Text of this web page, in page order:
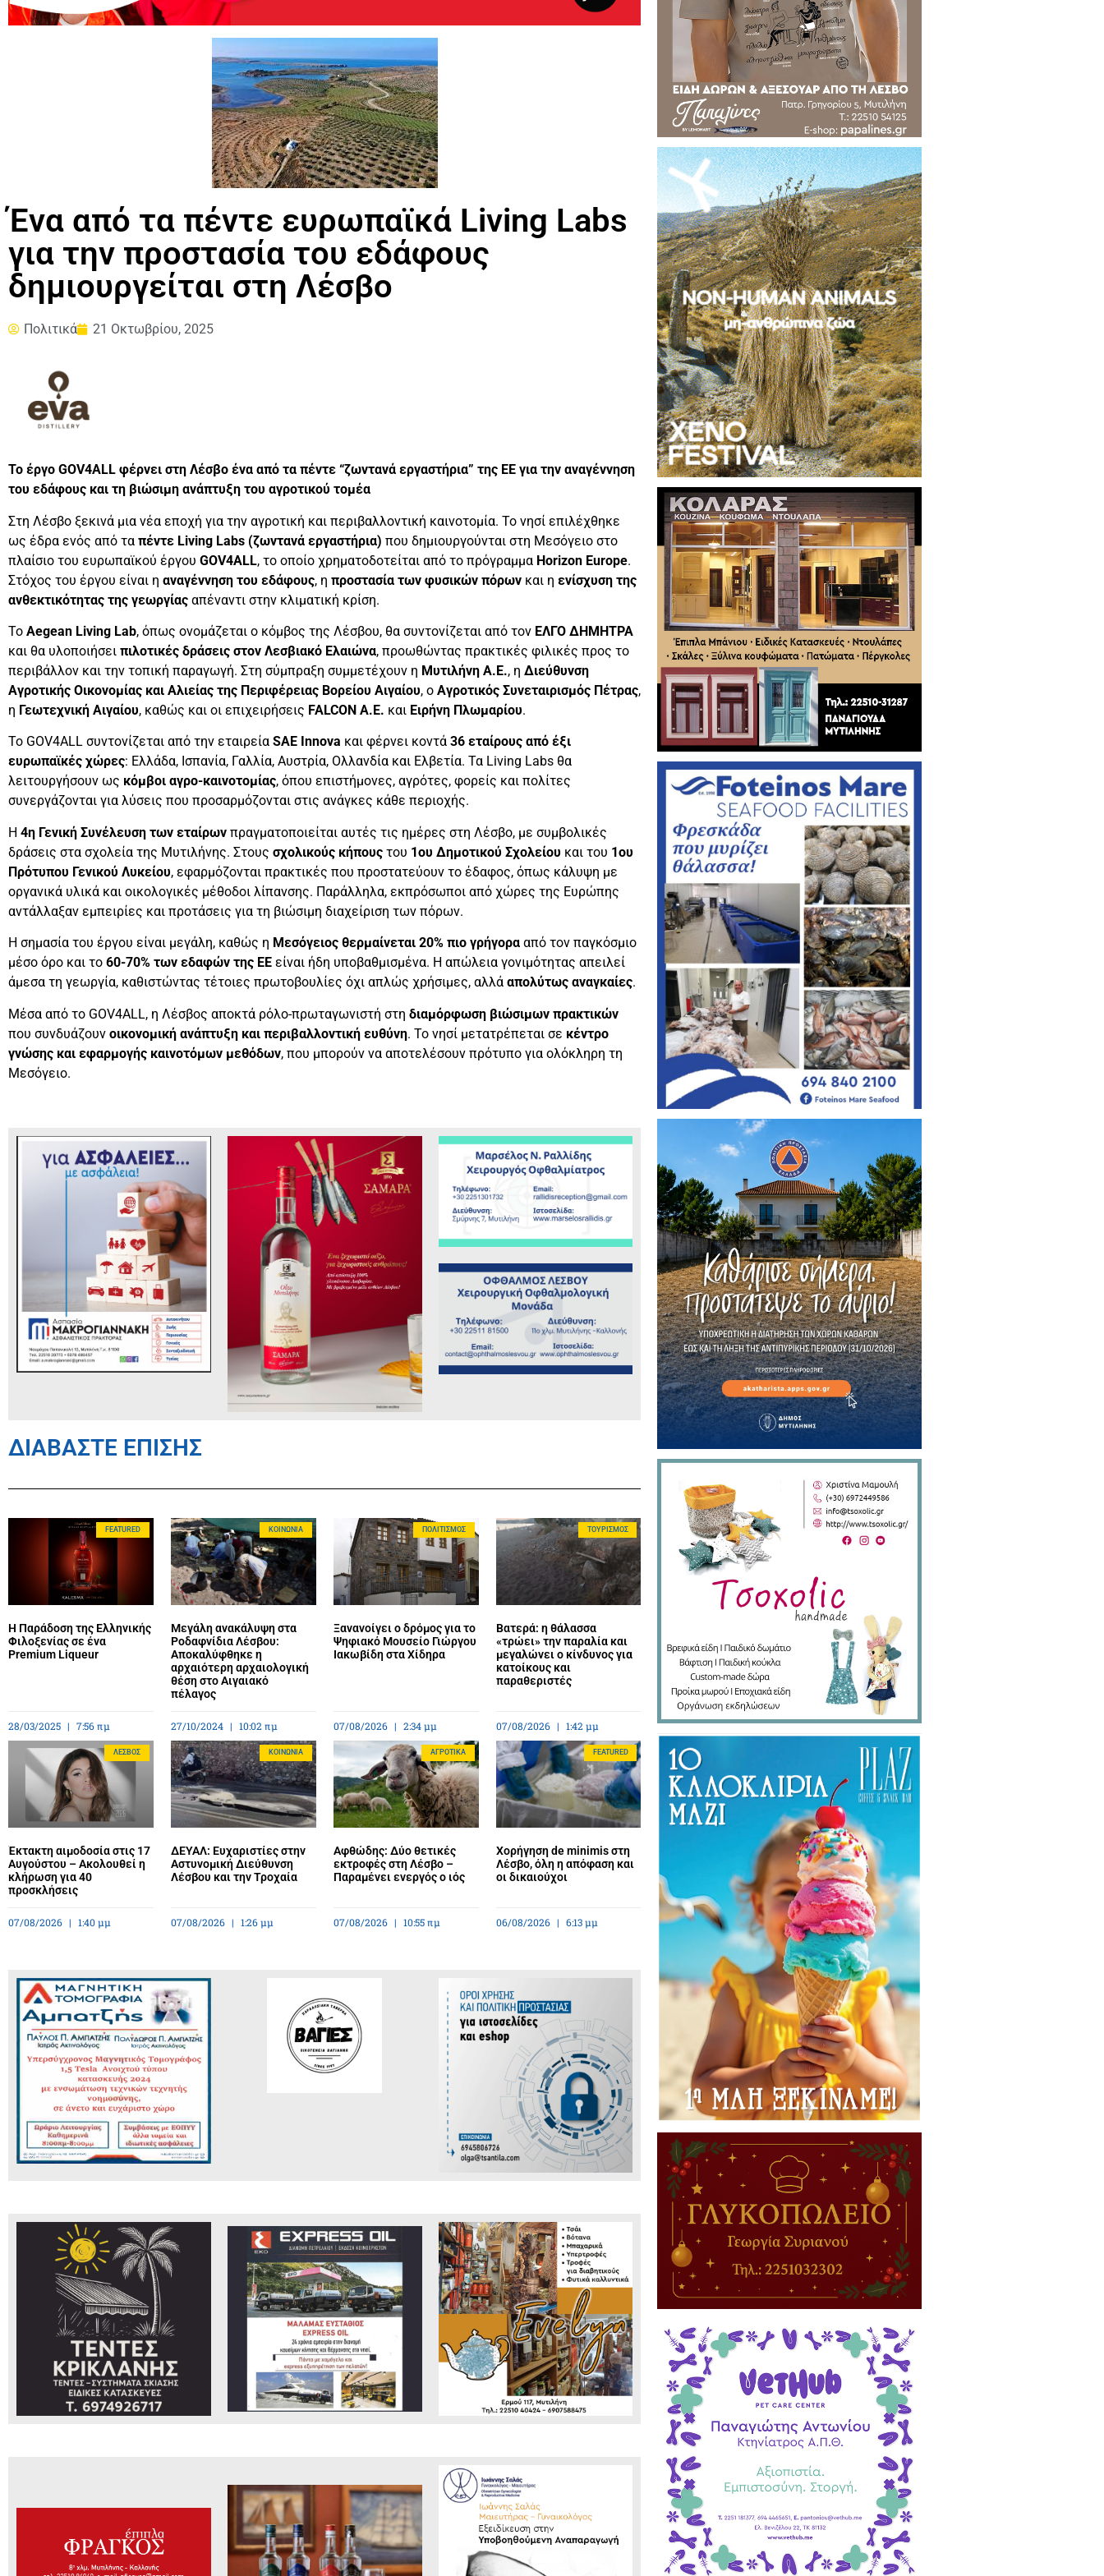
Ένα από τα πέντε ευρωπαϊκά Living Labs
για την προστασία του εδάφους
δημιουργείται στη Λέσβο
Πολιτικά 21 Οκτωβρίου, 2025
Το έργο GOV4ALL φέρνει στη Λέσβο ένα από τα πέντε “ζωντανά εργαστήρια” της ΕΕ για την αναγέννηση
του εδάφους και τη βιώσιμη ανάπτυξη του αγροτικού τομέα
Στη Λέσβο ξεκινά μια νέα εποχή για την αγροτική και περιβαλλοντική καινοτομία. Το νησί επιλέχθηκε
ως έδρα ενός από τα πέντε Living Labs (ζωντανά εργαστήρια) που δημιουργούνται στη Μεσόγειο στο
πλαίσιο του ευρωπαϊκού έργου GOV4ALL, το οποίο χρηματοδοτείται από το πρόγραμμα Horizon Europe.
Στόχος του έργου είναι η αναγέννηση του εδάφους, η προστασία των φυσικών πόρων και η ενίσχυση της
ανθεκτικότητας της γεωργίας απέναντι στην κλιματική κρίση.
Το Aegean Living Lab, όπως ονομάζεται ο κόμβος της Λέσβου, θα συντονίζεται από τον ΕΛΓΟ ΔΗΜΗΤΡΑ
και θα υλοποιήσει πιλοτικές δράσεις στον Λεσβιακό Ελαιώνα, προωθώντας πρακτικές φιλικές προς το
περιβάλλον και την τοπική παραγωγή. Στη σύμπραξη συμμετέχουν η Μυτιλήνη Α.Ε., η Διεύθυνση
Αγροτικής Οικονομίας και Αλιείας της Περιφέρειας Βορείου Αιγαίου, ο Αγροτικός Συνεταιρισμός Πέτρας,
η Γεωτεχνική Αιγαίου, καθώς και οι επιχειρήσεις FALCON Α.Ε. και Ειρήνη Πλωμαρίου.
Το GOV4ALL συντονίζεται από την εταιρεία SAE Innova και φέρνει κοντά 36 εταίρους από έξι
ευρωπαϊκές χώρες: Ελλάδα, Ισπανία, Γαλλία, Αυστρία, Ολλανδία και Ελβετία. Τα Living Labs θα
λειτουργήσουν ως κόμβοι αγρο-καινοτομίας, όπου επιστήμονες, αγρότες, φορείς και πολίτες
συνεργάζονται για λύσεις που προσαρμόζονται στις ανάγκες κάθε περιοχής.
Η 4η Γενική Συνέλευση των εταίρων πραγματοποιείται αυτές τις ημέρες στη Λέσβο, με συμβολικές
δράσεις στα σχολεία της Μυτιλήνης. Στους σχολικούς κήπους του 1ου Δημοτικού Σχολείου και του 1ου
Πρότυπου Γενικού Λυκείου, εφαρμόζονται πρακτικές που προστατεύουν το έδαφος, όπως κάλυψη με
οργανικά υλικά και οικολογικές μέθοδοι λίπανσης. Παράλληλα, εκπρόσωποι από χώρες της Ευρώπης
αντάλλαξαν εμπειρίες και προτάσεις για τη βιώσιμη διαχείριση των πόρων.
Η σημασία του έργου είναι μεγάλη, καθώς η Μεσόγειος θερμαίνεται 20% πιο γρήγορα από τον παγκόσμιο
μέσο όρο και το 60-70% των εδαφών της ΕΕ είναι ήδη υποβαθμισμένα. Η απώλεια γονιμότητας απειλεί
άμεσα τη γεωργία, καθιστώντας τέτοιες πρωτοβουλίες όχι απλώς χρήσιμες, αλλά απολύτως αναγκαίες.
Μέσα από το GOV4ALL, η Λέσβος αποκτά ρόλο-πρωταγωνιστή στη διαμόρφωση βιώσιμων πρακτικών
που συνδυάζουν οικονομική ανάπτυξη και περιβαλλοντική ευθύνη. Το νησί μετατρέπεται σε κέντρο
γνώσης και εφαρμογής καινοτόμων μεθόδων, που μπορούν να αποτελέσουν πρότυπο για ολόκληρη τη
Μεσόγειο.
ΔΙΑΒΑΣΤΕ ΕΠΙΣΗΣ
FEATURED
Η Παράδοση της Ελληνικής
Φιλοξενίας σε ένα
Premium Liqueur
28/03/2025 7:56 πμ
ΚΟΙΝΩΝΊΑ
Μεγάλη ανακάλυψη στα
Ροδαφνίδια Λέσβου:
Αποκαλύφθηκε η
αρχαιότερη αρχαιολογική
θέση στο Αιγαιακό
πέλαγος
27/10/2024 10:02 πμ
ΠΟΛΙΤΙΣΜΌΣ
Ξανανοίγει ο δρόμος για το
Ψηφιακό Μουσείο Γιώργου
Ιακωβίδη στα Χίδηρα
07/08/2026 2:34 μμ
ΤΟΥΡΙΣΜΌΣ
Βατερά: η θάλασσα
«τρώει» την παραλία και
μεγαλώνει ο κίνδυνος για
κατοίκους και
παραθεριστές
07/08/2026 1:42 μμ
ΛΈΣΒΟΣ
Έκτακτη αιμοδοσία στις 17
Αυγούστου – Ακολουθεί η
κλήρωση για 40
προσκλήσεις
07/08/2026 1:40 μμ
ΚΟΙΝΩΝΊΑ
ΔΕΥΑΛ: Ευχαριστίες στην
Αστυνομική Διεύθυνση
Λέσβου και την Τροχαία
07/08/2026 1:26 μμ
ΑΓΡΟΤΙΚΆ
Αφθώδης: Δύο θετικές
εκτροφές στη Λέσβο –
Παραμένει ενεργός ο ιός
07/08/2026 10:55 πμ
FEATURED
Χορήγηση de minimis στη
Λέσβο, όλη η απόφαση και
οι δικαιούχοι
06/08/2026 6:13 μμ